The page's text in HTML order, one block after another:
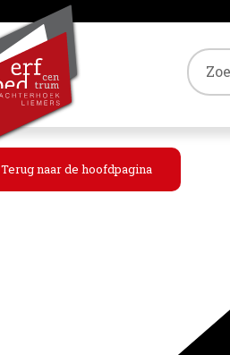
Terug naar de hoofdpagina